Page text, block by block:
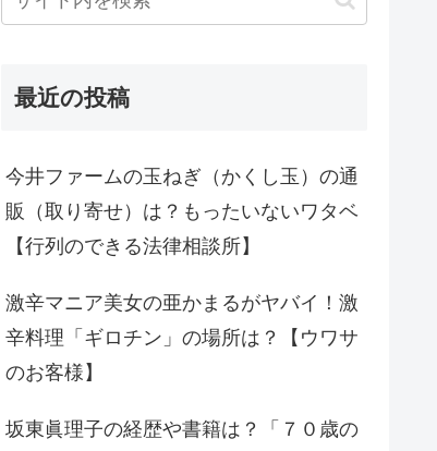
最近の投稿
今井ファームの玉ねぎ（かくし玉）の通
販（取り寄せ）は？もったいないワタベ
【行列のできる法律相談所】
激辛マニア美女の亜かまるがヤバイ！激
辛料理「ギロチン」の場所は？【ウワサ
のお客様】
坂東眞理子の経歴や書籍は？「７０歳の